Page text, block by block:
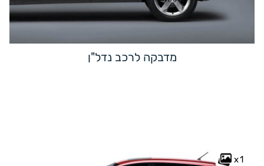
מדבקה לרכב נדל"ן
x1